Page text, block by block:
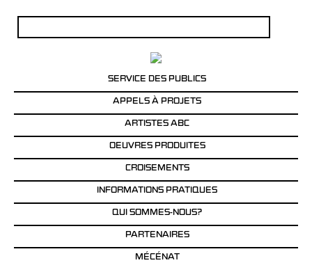
SERVICE DES PUBLICS
APPELS À PROJETS
ARTISTES ABC
OEUVRES PRODUITES
CROISEMENTS
INFORMATIONS PRATIQUES
QUI SOMMES-NOUS?
PARTENAIRES
MÉCÉNAT